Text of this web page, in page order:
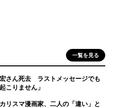
一覧を見る
さん死去 ラストメッセージでも
こりません」
スマ漫画家、二人の「違い」と